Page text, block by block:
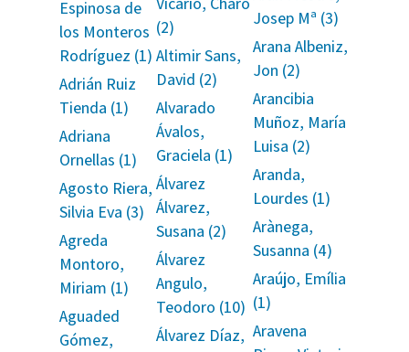
Espinosa de
los Monteros
Rodríguez (1)
Adrián Ruiz
Tienda (1)
Adriana
Ornellas (1)
Agosto Riera,
Silvia Eva (3)
Agreda
Montoro,
Miriam (1)
Aguaded
Gómez,
(2)
Altimir Sans,
David (2)
Alvarado
Ávalos,
Graciela (1)
Álvarez
Álvarez,
Susana (2)
Álvarez
Angulo,
Teodoro (10)
Álvarez Díaz,
Josep Mª (3)
Arana Albeniz,
Jon (2)
Arancibia
Muñoz, María
Luisa (2)
Aranda,
Lourdes (1)
Arànega,
Susanna (4)
Araújo, Emília
(1)
Aravena